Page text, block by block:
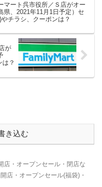
マート呉市役所／Ｓ店がオー
県、2021年11月1日予定）セ
チラシ、クーポンは？
が
？
き込む
店・オープンセール・閉店な
店・オープンセール(福袋)・